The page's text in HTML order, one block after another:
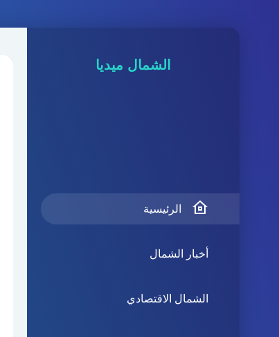
الشمال ميديا
الرئيسية
أخبار الشمال
الشمال الاقتصادي